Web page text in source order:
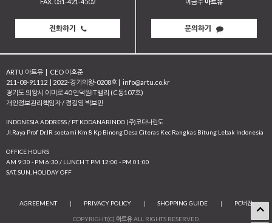
전화하기 문의하기
ARTU 아트유 | CEO 이호준
211-08-91112 | 2022-경기의왕-0208호 | info@artu.co.kr
경기도 의왕시 이미로 40 인덕원IT밸리 (C동107호)
개인정보관리책임자 / 정길영 박보민
INDONESIA ADDRESS / PT KODANARINDO (주)코다나린도
JI.Raya Prof Dr.IR soetami Km 8 Kp Binong Desa Citeras Kec Rangkas Bitung Lebak Indonesia
OFFICE HOURS
AM 9:30 - PM 6:30 / LUNCH T. PM 12:00 - PM 01:00
SAT, SUN, HOLIDAY OFF
AGREEMENT | PRIVACY POLICY | SHOPPING GUIDE | PC버전
COPYRIGHT(C) 아트유ALL RIGHTS RESERVED.